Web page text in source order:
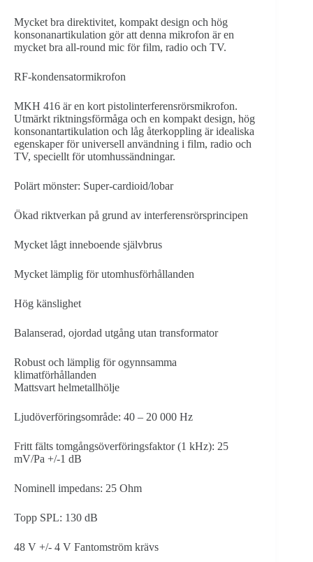
Mycket bra direktivitet, kompakt design och hög
konsonanartikulation gör att denna mikrofon är en
mycket bra all-round mic för film, radio och TV.
RF-kondensatormikrofon
MKH 416 är en kort pistolinterferensrörsmikrofon.
Utmärkt riktningsförmåga och en kompakt design, hög
konsonantartikulation och låg återkoppling är idealiska
egenskaper för universell användning i film, radio och
TV, speciellt för utomhussändningar.
Polärt mönster: Super-cardioid/lobar
Ökad riktverkan på grund av interferensrörsprincipen
Mycket lågt inneboende självbrus
Mycket lämplig för utomhusförhållanden
Hög känslighet
Balanserad, ojordad utgång utan transformator
Robust och lämplig för ogynnsamma
klimatförhållanden
Mattsvart helmetallhölje
Ljudöverföringsområde: 40 – 20 000 Hz
Fritt fälts tomgångsöverföringsfaktor (1 kHz): 25
mV/Pa +/-1 dB
Nominell impedans: 25 Ohm
Topp SPL: 130 dB
48 V +/- 4 V Fantomström krävs